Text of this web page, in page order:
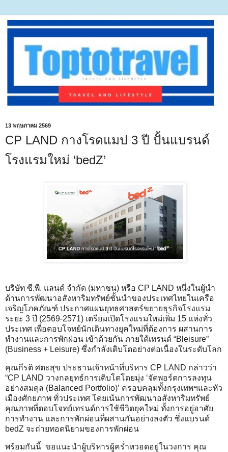
13 พฤษภาคม 2569
CP LAND กางโรดแมป 3 ปี ปั้นแบรนด์
โรงแรมใหม่ ‘bedZ’
บริษัท ซี.พี. แลนด์ จำกัด (มหาชน) หรือ CP LAND หนึ่งในผู้นำ
ด้านการพัฒนาอสังหาริมทรัพย์ชั้นนำของประเทศไทยในเครือ
เจริญโภคภัณฑ์ ประกาศแผนยุทธศาสตร์ขยายธุรกิจโรงแรม
ระยะ 3 ปี (2569-2571) เตรียมเปิดโรงแรมใหม่เพิ่ม 15 แห่งทั่ว
ประเทศ เพื่อตอบโจทย์นักเดินทางยุคใหม่ที่ต้องการ ผสานการ
ทำงานและการพักผ่อน เข้าด้วยกัน ภายใต้เทรนด์ “Bleisure”
(Business + Leisure) ซึ่งกำลังเติบโตอย่างต่อเนื่องในระดับโลก
คุณกีรติ ศตะสุข ประธานเจ้าหน้าที่บริหาร CP LAND กล่าวว่า
“CP LAND วางกลยุทธ์การเติบโตโดยมุ่ง ‘จัดพอร์ตการลงทุน
อย่างสมดุล (Balanced Portfolio)’ ครอบคลุมทั้งกรุงเทพฯและหัว
เมืองศักยภาพ ทั่วประเทศ โดยเน้นการพัฒนาอสังหาริมทรัพย์
คุณภาพที่ตอบโจทย์เทรนด์การใช้ชีวิตยุคใหม่ ทั้งการอยู่อาศัย
การทำงาน และการพักผ่อนที่ผสานกันอย่างลงตัว ซึ่งแบรนด์
bedZ จะถ่ายทอดนิยามของการพักผ่อน
พร้อมกันนี้ ขอแนะนำผู้บริหารผู้คร่ำหวอดอยู่ในวงการ คุณ